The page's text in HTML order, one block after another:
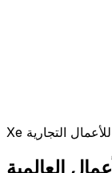
Xe للأعمال التجارية
العالمية